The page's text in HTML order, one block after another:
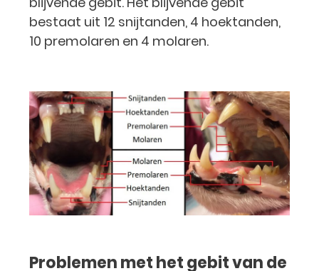
bestaat uit 12 snijtanden, 4 hoektanden,
10 premolaren en 4 molaren.
Problemen met het gebit van de